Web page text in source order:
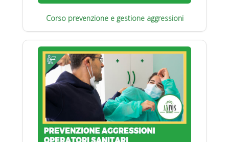
Corso prevenzione e gestione aggressioni